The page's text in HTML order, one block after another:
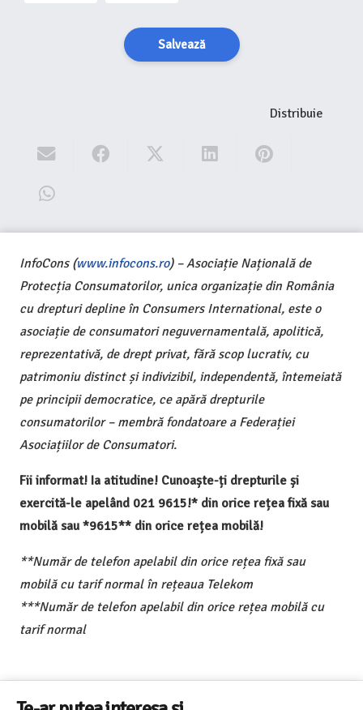
Salvează
Distribuie
InfoCons (www.infocons.ro) – Asociație Națională de
Protecția Consumatorilor, unica organizație din România
cu drepturi depline în Consumers International, este o
asociație de consumatori neguvernamentală, apolitică,
reprezentativă, de drept privat, fără scop lucrativ, cu
patrimoniu distinct și indivizibil, independentă, întemeiată
pe principii democratice, ce apără drepturile
consumatorilor – membră fondatoare a Federației
Asociațiilor de Consumatori.
Fii informat! Ia atitudine! Cunoaște-ți drepturile și
exercită-le apelând 021 9615!* din orice rețea fixă sau
mobilă sau *9615** din orice rețea mobilă!
**Număr de telefon apelabil din orice rețea fixă sau
mobilă cu tarif normal în rețeaua Telekom
***Număr de telefon apelabil din orice rețea mobilă cu
tarif normal